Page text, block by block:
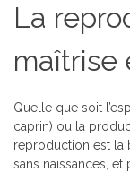
La
maîtrise
Quelle que soit
caprin) ou la
reproduction est la
sans naissances,